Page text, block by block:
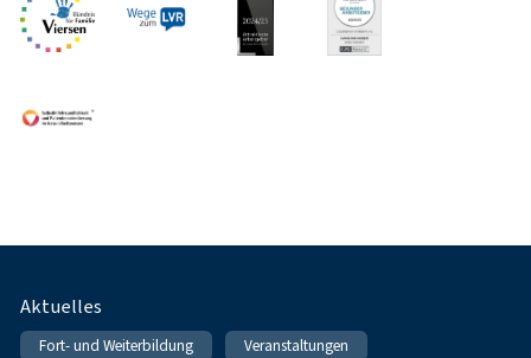
Fußnavigation
Aktuelles
Fort- und Weiterbildung Veranstaltungen